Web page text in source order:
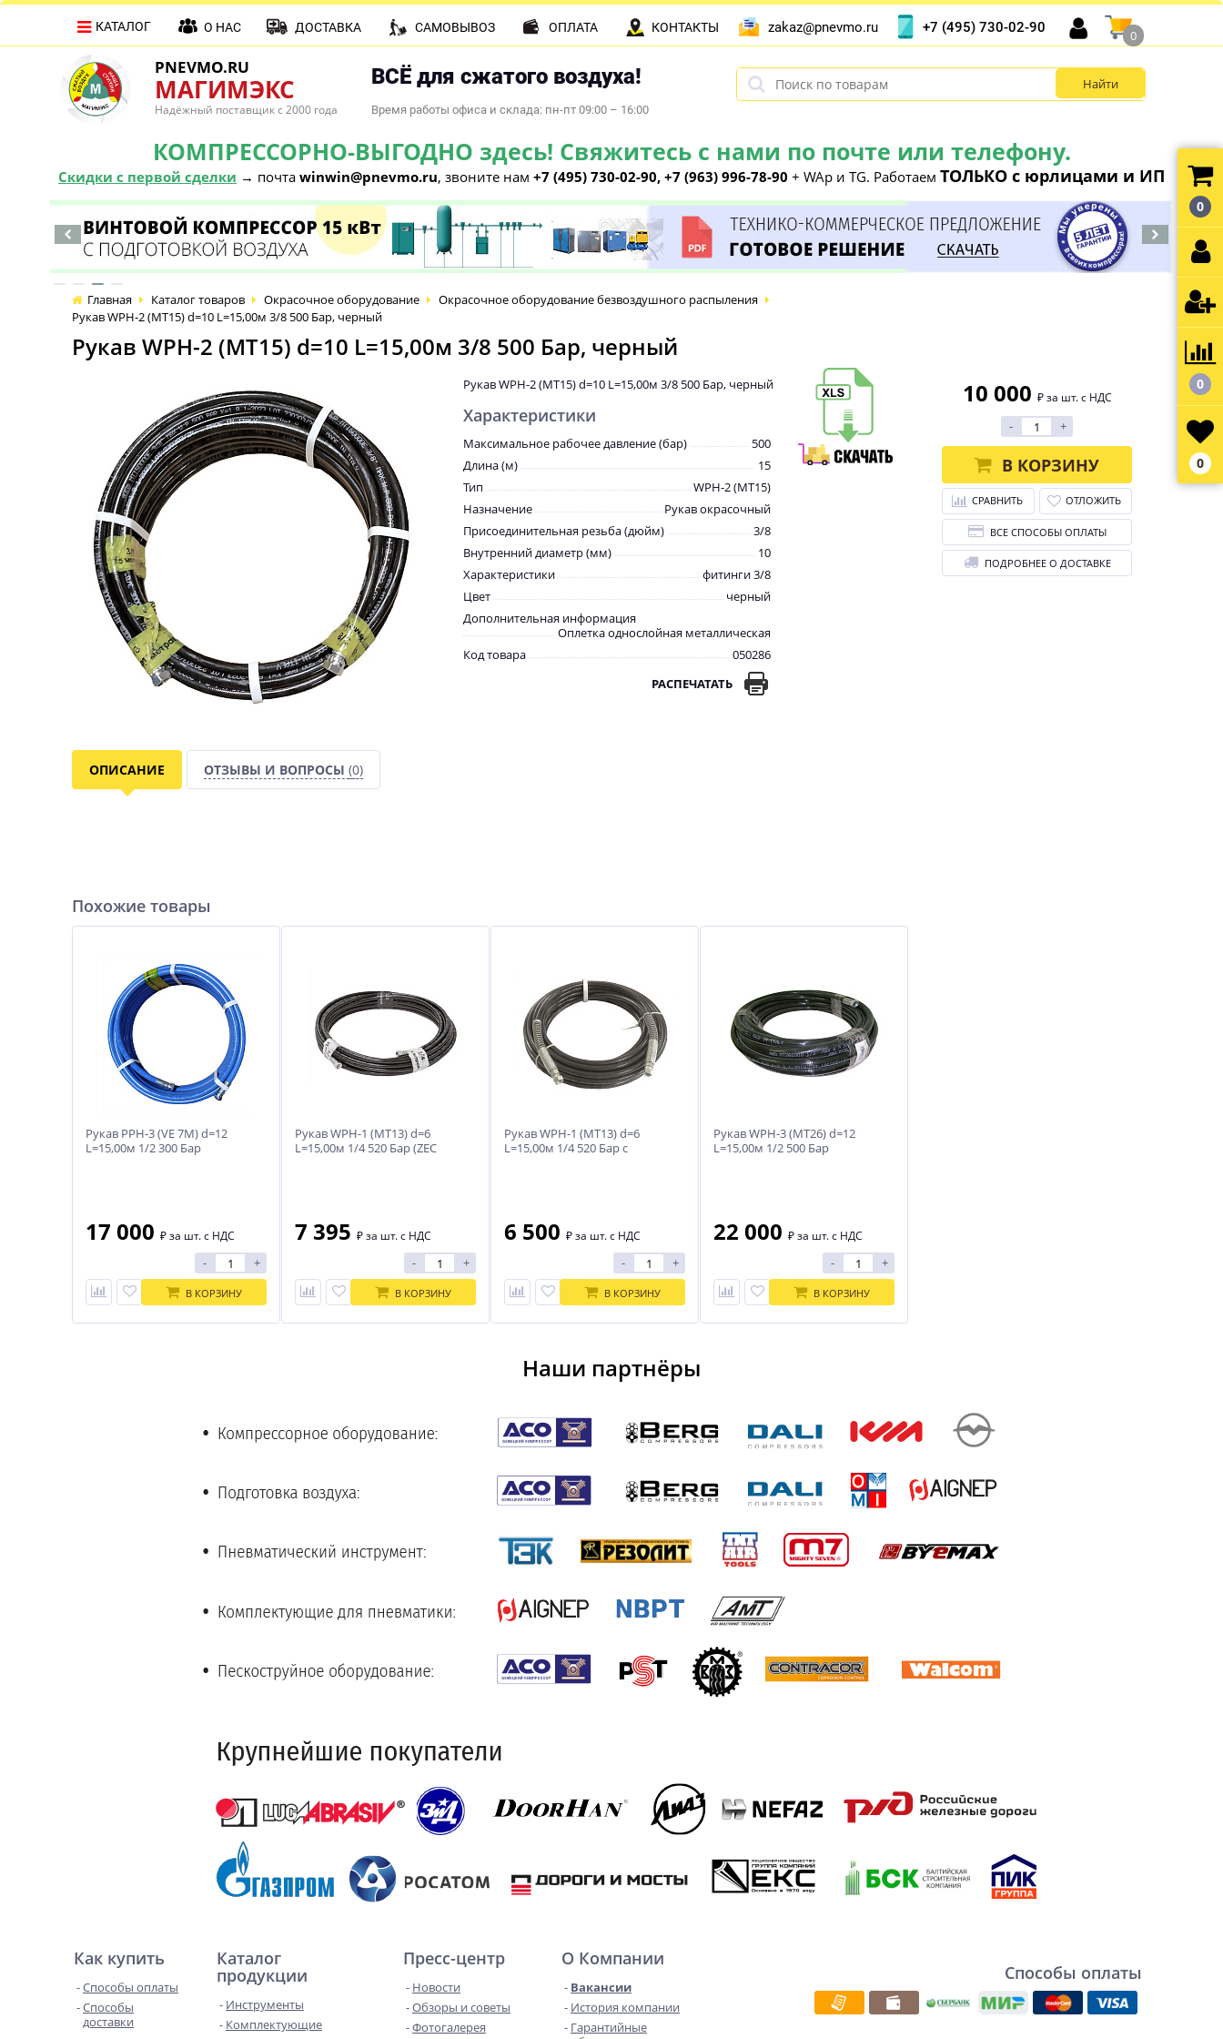
PNEVMO.RU
МАГИМЭКС
Надёжный поставщик с 2000 года
ВСЁ для сжатого воздуха!
Время работы офиса и склада: пн-пт 09:00 – 16:00
КОМПРЕССОРНО-ВЫГОДНО здесь! Свяжитесь с нами по почте или телефону.
Скидки с первой сделки → почта winwin@pnevmo.ru, звоните нам +7 (495) 730-02-90, +7 (963) 996-78-90 + WAp и TG. Работаем ТОЛЬКО с юрлицами и ИП
КАТАЛОГ О НАС ДОСТАВКА САМОВЫВОЗ ОПЛАТА КОНТАКТЫ zakaz@pnevmo.ru +7 (495) 730-02-90
0
Главная Каталог товаров Окрасочное оборудование
Окрасочное оборудование безвоздушного распыления
Рукав WPH-2 (МТ15) d=10 L=15,00м 3/8 500 Бар, черный
Рукав WPH-2 (МТ15) d=10 L=15,00м 3/8 500 Бар, черный
Рукав WPH-2 (МТ15) d=10 L=15,00м 3/8 500 Бар, черный
Характеристики
Максимальное рабочее давление (бар)
500
Длина (м)
15
Тип
WPH-2 (МТ15)
Назначение
Рукав окрасочный
Присоединительная резьба (дюйм)
3/8
Внутренний диаметр (мм)
10
Характеристики
фитинги 3/8
Цвет
черный
Дополнительная информация
Оплетка однослойная металлическая
Код товара
050286
РАСПЕЧАТАТЬ
10 000 ₽ за шт. с НДС
- +
В КОРЗИНУ
СРАВНИТЬ ОТЛОЖИТЬ
ВСЕ СПОСОБЫ ОПЛАТЫ
ПОДРОБНЕЕ О ДОСТАВКЕ
ОПИСАНИЕ ОТЗЫВЫ И ВОПРОСЫ (0)
Похожие товары
Рукав WPH-3 (MT26) d=12
L=15,00м 1/2 500 Бар
22 000 ₽за шт. с НДС
- +
В КОРЗИНУ
Рукав WPH-1 (МТ13) d=6
L=15,00м 1/4 520 Бар с
6 500 ₽за шт. с НДС
- +
В КОРЗИНУ
Рукав WPH-1 (МТ13) d=6
L=15,00м 1/4 520 Бар (ZEC
7 395 ₽за шт. с НДС
- +
В КОРЗИНУ
Рукав PPH-3 (VE 7M) d=12
L=15,00м 1/2 300 Бар
17 000 ₽за шт. с НДС
- +
В КОРЗИНУ
Наши партнёры
Как купить
Способы оплаты
Способы
доставки
Каталог
продукции
Инструменты
Комплектующие
Пресс-центр
Новости
Обзоры и советы
Фотогалерея
О Компании
Вакансии
История компании
Гарантийные
Способы оплаты
0
0
0